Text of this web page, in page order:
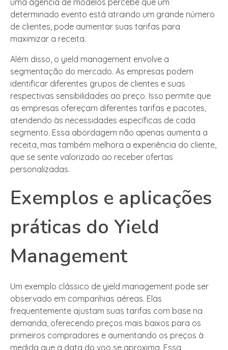
determinado evento está atraindo um grande número
de clientes, pode aumentar suas tarifas para
maximizar a receita.
Além disso, o yield management envolve a
segmentação do mercado. As empresas podem
identificar diferentes grupos de clientes e suas
respectivas sensibilidades ao preço. Isso permite que
as empresas ofereçam diferentes tarifas e pacotes,
atendendo às necessidades específicas de cada
segmento. Essa abordagem não apenas aumenta a
receita, mas também melhora a experiência do cliente,
que se sente valorizado ao receber ofertas
personalizadas.
Exemplos e aplicações
práticas do Yield
Management
Um exemplo clássico de yield management pode ser
observado em companhias aéreas. Elas
frequentemente ajustam suas tarifas com base na
demanda, oferecendo preços mais baixos para os
primeiros compradores e aumentando os preços à
medida que a data do voo se aproxima. Essa